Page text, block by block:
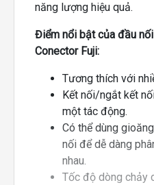
năng lượng hiệu quả.
Điểm nổi bật của đầu
Conector Fuji:
Tương thích với
Kết nối/ngắt kết
một tác động.
Có thể dùng
nối để dễ dàng
nhau.
Tốc độ dòng chảy